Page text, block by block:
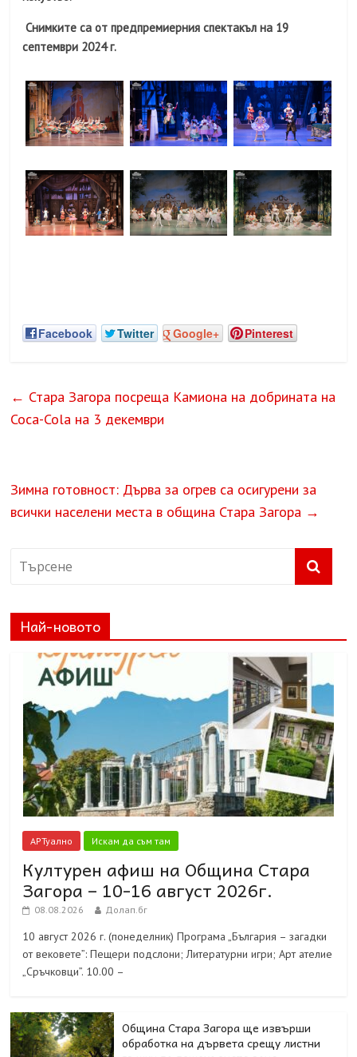
Снимките са от предпремиерния спектакъл на 19
септември 2024 г.
Facebook Twitter Google+ Pinterest
← Стара Загора посреща Камиона на добрината на
Coca-Cola на 3 декември
Зимна готовност: Дърва за огрев са осигурени за
всички населени места в община Стара Загора →
Най-новото
АРТуално Искам да съм там
Културен афиш на Община Стара
Загора – 10-16 август 2026г.
08.08.2026 Долап.бг
10 август 2026 г. (понеделник) Програма „България – загадки
от вековете”: Пещери подслони; Литературни игри; Арт ателие
„Сръчковци”. 10.00 –
Община Стара Загора ще извърши
обработка на дървета срещу листни